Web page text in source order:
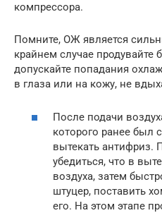
компрессора.
Помните, ОЖ является
крайнем случае продувайте
допускайте попадания
в глаза или на кожу, не
После подачи
которого ранее был
вытекать антифриз.
убедиться, что в
воздуха, затем
штуцер, поставить
его. На этом этапе